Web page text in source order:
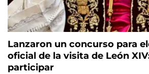
Lanzaron un concurso para
oficial de la visita de León
participar